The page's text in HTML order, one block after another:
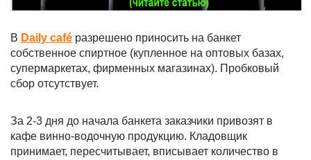
В Daily café разрешено приносить на банкет
собственное спиртное (купленное на оптовых базах,
супермаркетах, фирменных магазинах). Пробковый
сбор отсутствует.
За 2-3 дня до начала банкета заказчики привозят в
кафе винно-водочную продукцию. Кладовщик
принимает, пересчитывает, вписывает количество в